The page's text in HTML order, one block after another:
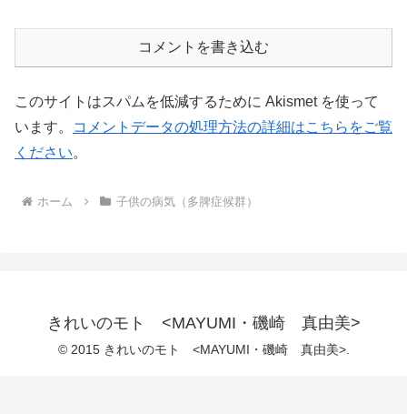
コメントを書き込む
このサイトはスパムを低減するために Akismet を使って
います。
コメントデータの処理方法の詳細はこちらをご覧
ください。
ホーム 子供の病気（多脾症候群）
きれいのモト <MAYUMI・磯崎 真由美>
© 2015 きれいのモト <MAYUMI・磯崎 真由美>.